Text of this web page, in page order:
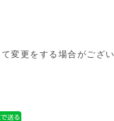
変更をする場合がござ